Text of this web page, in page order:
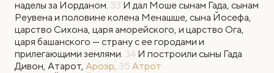
наделы за Иорданом. 33 И дал Моше сынам Гада, сынам
Реувена и половине колена Менашше, сына Йосефа,
царство Сихона, царя аморейского, и царство Ога,
царя башанского — страну с ее городами и
прилегающими землями. 34 И построили сыны Гада
Дивон, Атарот, Ароэр, 35 Атрот